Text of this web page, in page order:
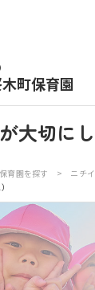
町保育園
ていること
大切に
保育園を探す > ニチ